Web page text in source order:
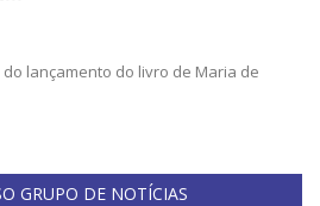
do lançamento do livro de Maria de
GRUPO DE NOTÍCIAS